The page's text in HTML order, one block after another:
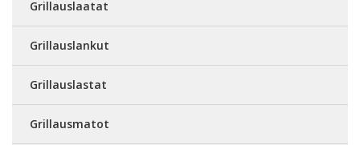
Grillauslaatat
Grillauslankut
Grillauslastat
Grillausmatot